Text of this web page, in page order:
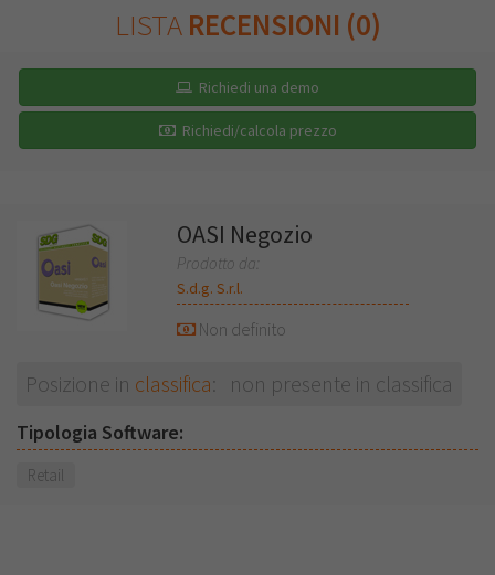
LISTA RECENSIONI (0)
Richiedi una demo
Richiedi/calcola prezzo
OASI Negozio
Prodotto da:
S.d.g. S.r.l.
Non definito
Posizione in classifica: non presente in classifica
Tipologia Software:
Retail